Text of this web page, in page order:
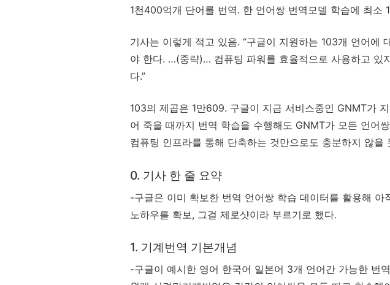
1천400억개 단어를 번역. 한 언어쌍 번역모델 학습에 최소
기사는 이렇게 적고 있음. “구글이 지원하는 103개 언어에
야 한다. …(중략)… 컴퓨팅 파워를 효율적으로 사용하고 있
다.”
103의 제곱은 1만609. 구글이 지금 서비스중인 GNMT가
어 죽을 때까지 번역 학습을 수행해도 GNMT가 모든 언어
컴퓨팅 인프라를 통해 단축하는 것만으로도 충분하지 않을
0. 기사 한 줄 요약
-구글은 이미 확보한 번역 언어쌍 학습 데이터를 활용해
노하우를 확보, 그걸 제로샷이라 부르기로 했다.
1. 기계번역 기본개념
-구글이 예시한 영어 한국어 일본어 3개 언어간 가능한 번